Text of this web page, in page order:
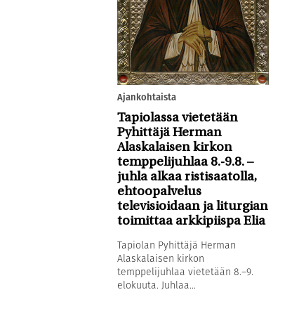
Ajankohtaista
Tapiolassa vietetään
Pyhittäjä Herman
Alaskalaisen kirkon
temppelijuhlaa 8.-9.8. –
juhla alkaa ristisaatolla,
ehtoopalvelus
televisioidaan ja liturgian
toimittaa arkkipiispa Elia
Tapiolan Pyhittäjä Herman
Alaskalaisen kirkon
temppelijuhlaa vietetään 8.–9.
elokuuta. Juhlaa...